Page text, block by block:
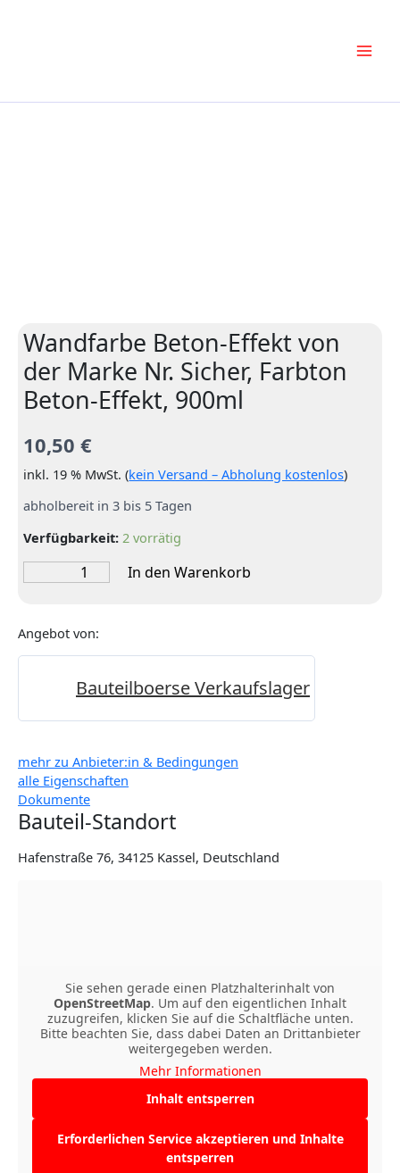
Wandfarbe Beton-Effekt von
der Marke Nr. Sicher, Farbton
Beton-Effekt, 900ml
10,50€
inkl. 19 % MwSt. (kein Versand – Abholung kostenlos)
abholbereit in 3 bis 5 Tagen
Verfügbarkeit: 2 vorrätig
Wandfarbe
Beton-
der
Marke
900ml
Menge
In den Warenkorb
Angebot von:
Bauteilboerse Verkaufslager
mehr zu Anbieter:in & Bedingungen
alle Eigenschaften
Dokumente
Bauteil-Standort
Hafenstraße 76, 34125 Kassel, Deutschland
Sie sehen gerade einen Platzhalterinhalt von
OpenStreetMap. Um auf den eigentlichen Inhalt
zuzugreifen, klicken Sie auf die Schaltfläche unten.
Bitte beachten Sie, dass dabei Daten an Drittanbieter
weitergegeben werden.
Mehr Informationen
Inhalt entsperren
Erforderlichen Service akzeptieren und Inhalte
entsperren